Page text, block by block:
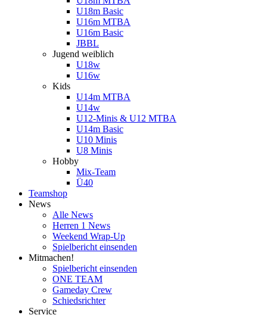
U18m Basic
U16m MTBA
U16m Basic
JBBL
Jugend weiblich
U18w
U16w
Kids
U14m MTBA
U14w
U12-Minis & U12 MTBA
U14m Basic
U10 Minis
U8 Minis
Hobby
Mix-Team
Ü40
Teamshop
News
Alle News
Herren 1 News
Weekend Wrap-Up
Spielbericht einsenden
Mitmachen!
Spielbericht einsenden
ONE TEAM
Gameday Crew
Schiedsrichter
Service